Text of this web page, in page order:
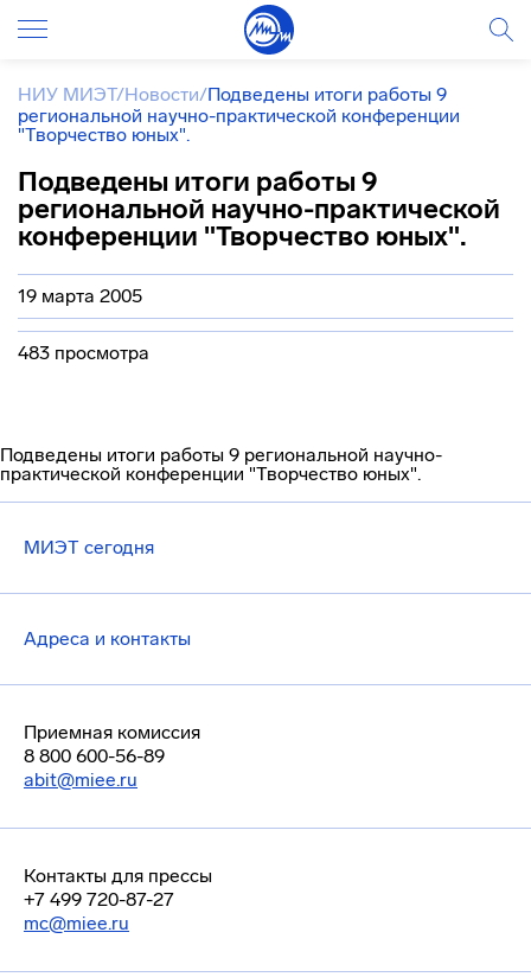
НИУ МИЭТ/Новости/Подведены итоги работы 9
региональной научно-практической конференции
"Творчество юных".
Подведены итоги работы 9
региональной научно-практической
конференции "Творчество юных".
19 марта 2005
483 просмотра
Подведены итоги работы 9 региональной научно-
практической конференции "Творчество юных".
МИЭТ сегодня
Адреса и контакты
Приемная комиссия
8 800 600-56-89
abit@miee.ru
Контакты для прессы
+7 499 720-87-27
mc@miee.ru